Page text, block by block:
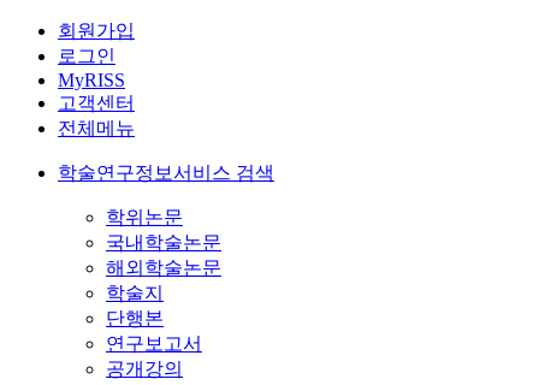
회원가입
로그인
MyRISS
고객센터
전체메뉴
학술연구정보서비스 검색
학위논문
국내학술논문
해외학술논문
학술지
단행본
연구보고서
공개강의